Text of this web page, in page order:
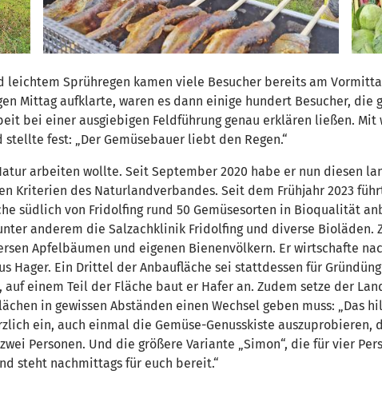
Sprühregen kamen viele Besucher bereits am
Mittag aufklarte, waren es dann einige hundert Besucher, die
bei einer ausgiebigen Feldführung genau erklären ließen. Mit
fest: „Der Gemüsebauer liebt den Regen.“
arbeiten wollte. Seit September 2020 habe er nun diesen
Kriterien des Naturlandverbandes. Seit dem Frühjahr 2023
südlich von Fridolfing rund 50 Gemüsesorten in Bioqualität
anderem die Salzachklinik Fridolfing und diverse Bioläden.
Apfelbäumen und eigenen Bienenvölkern. Er wirtschafte
Hager. Ein Drittel der Anbaufläche sei stattdessen für
auf einem Teil der Fläche baut er Hafer an. Zudem setze der
in gewissen Abständen einen Wechsel geben muss: „Das
ein, auch einmal die Gemüse-Genusskiste
Personen. Und die größere Variante „Simon“, die für vier
steht nachmittags für euch bereit.“